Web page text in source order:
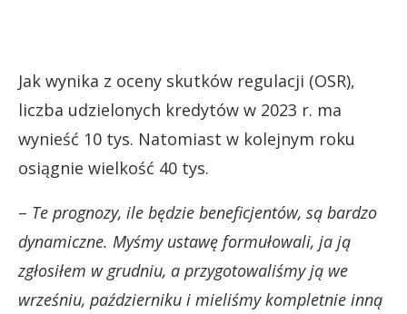
Jak wynika z oceny skutków regulacji (OSR),
liczba udzielonych kredytów w 2023 r. ma
wynieść 10 tys. Natomiast w kolejnym roku
osiągnie wielkość 40 tys.
– Te prognozy, ile będzie beneficjentów, są bardzo
dynamiczne. Myśmy ustawę formułowali, ja ją
zgłosiłem w grudniu, a przygotowaliśmy ją we
wrześniu, październiku i mieliśmy kompletnie inną